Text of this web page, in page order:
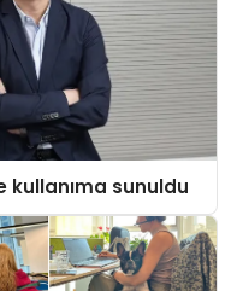
kullanıma sunuldu